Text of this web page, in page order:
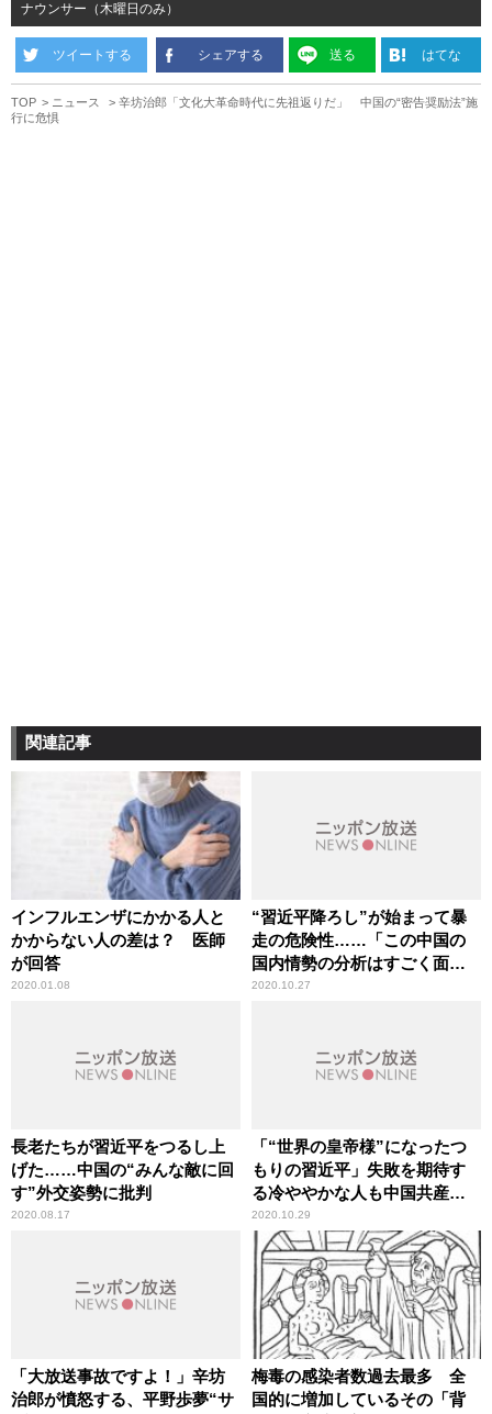
ナウンサー（木曜日のみ）
ツイートする シェアする 送る はてな
TOP ニュース
辛坊治郎「文化大革命時代に先祖返りだ」 中国の“密告奨励法”施
行に危惧
関連記事
インフルエンザにかかる人と
かからない人の差は？ 医師
が回答
2020.01.08
“習近平降ろし”が始まって暴
走の危険性……「この中国の
国内情勢の分析はすごく面白
い」辛坊治郎が言及
2020.10.27
長老たちが習近平をつるし上
げた……中国の“みんな敵に回
す”外交姿勢に批判
2020.08.17
「“世界の皇帝様”になったつ
もりの習近平」失敗を期待す
る冷ややかな人も中国共産党
には多い
2020.10.29
「大放送事故ですよ！」辛坊
治郎が憤怒する、平野歩夢“サ
梅毒の感染者数過去最多 全
国的に増加しているその「背